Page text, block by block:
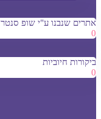
אתרים שנבנו ע"י שופ סנטר
0
ביקורות חיוביות
0